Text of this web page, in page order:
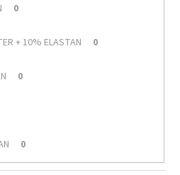
0
+ 10% ELASTAN 0
0
0